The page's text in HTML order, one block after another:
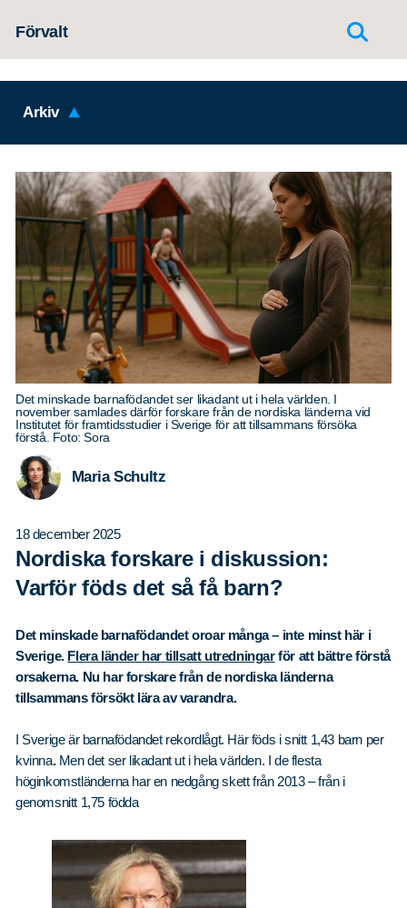
Förvalt
Arkiv
Det minskade barnafödandet ser likadant ut i hela världen. I
november samlades därför forskare från de nordiska länderna vid
Institutet för framtidsstudier i Sverige för att tillsammans försöka
förstå. Foto: Sora
Maria Schultz
18 december 2025
Nordiska forskare i diskussion:
Varför föds det så få barn?
Det minskade barnafödandet oroar många – inte minst här i
Sverige. Flera länder har tillsatt utredningarför att bättre förstå
orsakerna. Nu har forskare från de nordiska länderna
tillsammans försökt lära av varandra.
I Sverige är barnafödandet rekordlågt. Här föds isnitt 1,43 barn per
kvinna. Men det ser likadant ut i hela världen. I de flesta
höginkomstländerna har en nedgång skett från 2013 – från i
genomsnitt 1,75 födda